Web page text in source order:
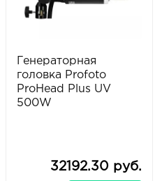
Генераторная
головка Profoto
ProHead Plus UV
500W
32192.30 руб.